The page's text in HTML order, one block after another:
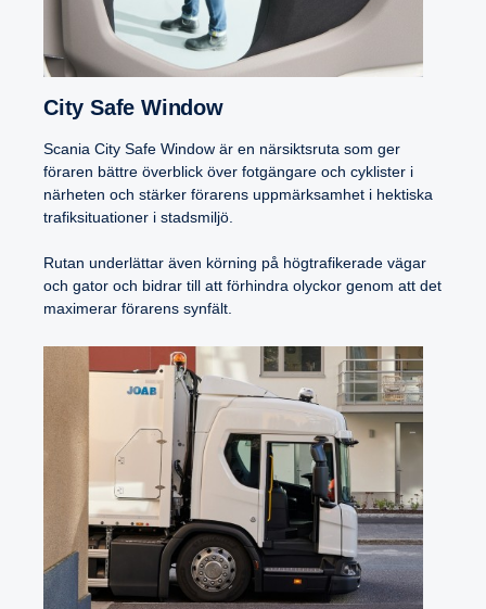
City Safe Window
Scania City Safe Window är en närsiktsruta som ger
föraren bättre överblick över fotgängare och cyklister i
närheten och stärker förarens uppmärksamhet i hektiska
trafiksituationer i stadsmiljö.
Rutan underlättar även körning på högtrafikerade vägar
och gator och bidrar till att förhindra olyckor genom att det
maximerar förarens synfält.